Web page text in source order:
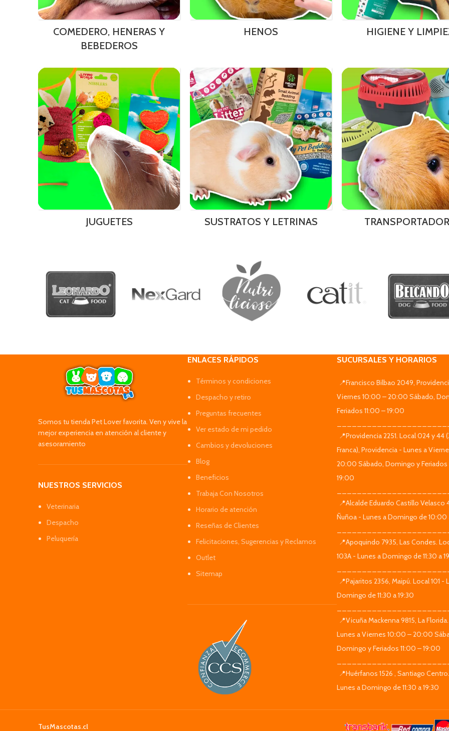
COMEDERO, HENERAS Y
BEBEDEROS
HENOS HIGIENE Y
JUGUETES SUSTRATOS Y LETRINAS
Somos tu tienda Pet Lover favorita. Ven y vive la
mejor experiencia en atención al cliente y
asesoramiento
NUESTROS SERVICIOS
Veterinaria
Despacho
Peluquería
ENLACES RÁPIDOS
Términos y condiciones
Despacho y retiro
Preguntas frecuentes
Ver estado de mi pedido
Cambios y devoluciones
Blog
Beneficios
Trabaja Con Nosotros
Horario de atención
Reseñas de Clientes
Felicitaciones, Sugerencias y Reclamos
Outlet
Sitemap
SUCURSALES Y HORARIOS
📍Francisco Bilbao 2049,
Viernes 10:00 – 20:00 Sábado,
Feriados 11:00 – 19:00
📍Providencia 2251. Local 024 y 44
Franca), Providencia - Lunes a
20:00 Sábado, Domingo y Feriados
19:00
📍Alcalde Eduardo Castillo Velasco
Ñuñoa - Lunes a Domingo de 10:00
📍Apoquindo 7935, Las Condes.
103A - Lunes a Domingo de 11:30 a
📍Pajaritos 2356, Maipú. Local 101 -
Domingo de 11:30 a 19:30
📍Vicuña Mackenna 9815, La
Lunes a Viernes 10:00 – 20:00
Domingo y Feriados 11:00 – 19:00
📍Huérfanos 1526 , Santiago
Lunes a Domingo de 11:30 a 19:30
TusMascotas.cl